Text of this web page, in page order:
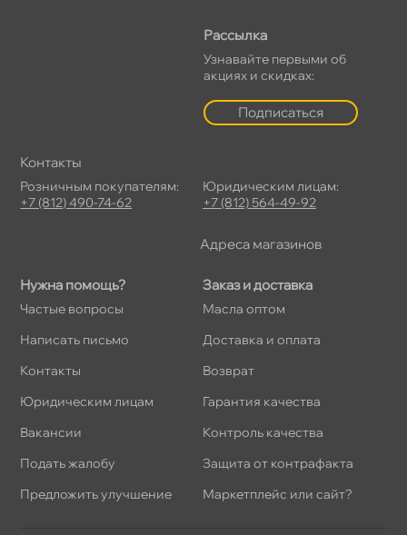
Нужна помощь?
Частые вопросы
Написать письмо
Контакты
Юридическим лицам
акансии
Подать жалобу
Предложить улучшение
Заказ и доставка
Масла оптом
Доставка и оплата
озврат
Гарантия качества
Контроль качества
Защита от контрафакта
Маркетплейс или сайт?
Рассылка
Узнавайте первыми о
акциях и скидках:
Подписаться
Контакты
Розничным покупателям:
+7 (812) 490-74-62
Юридическим лицам:
+7 (812) 564-49-92
Адреса магазино